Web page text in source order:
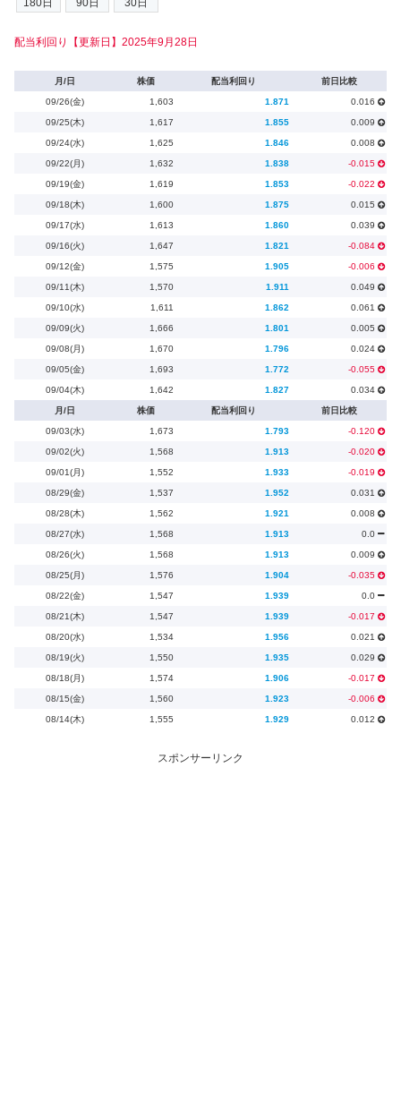
配当利回り【更新日】2025年9月28日
月/日 株価 配当利回り 前日比較
09/26(金) 1,603 1.871 0.016
09/25(木) 1,617 1.855 0.009
09/24(水) 1,625 1.846 0.008
09/22(月) 1,632 1.838 -0.015
09/19(金) 1,619 1.853 -0.022
09/18(木) 1,600 1.875 0.015
09/17(水) 1,613 1.860 0.039
09/16(火) 1,647 1.821 -0.084
09/12(金) 1,575 1.905 -0.006
09/11(木) 1,570 1.911 0.049
09/10(水) 1,611 1.862 0.061
09/09(火) 1,666 1.801 0.005
09/08(月) 1,670 1.796 0.024
09/05(金) 1,693 1.772 -0.055
09/04(木) 1,642 1.827 0.034
月/日 株価 配当利回り 前日比較
09/03(水) 1,673 1.793 -0.120
09/02(火) 1,568 1.913 -0.020
09/01(月) 1,552 1.933 -0.019
08/29(金) 1,537 1.952 0.031
08/28(木) 1,562 1.921 0.008
08/27(水) 1,568 1.913 0.0
08/26(火) 1,568 1.913 0.009
08/25(月) 1,576 1.904 -0.035
08/22(金) 1,547 1.939 0.0
08/21(木) 1,547 1.939 -0.017
08/20(水) 1,534 1.956 0.021
08/19(火) 1,550 1.935 0.029
08/18(月) 1,574 1.906 -0.017
08/15(金) 1,560 1.923 -0.006
08/14(木) 1,555 1.929 0.012
スポンサーリンク